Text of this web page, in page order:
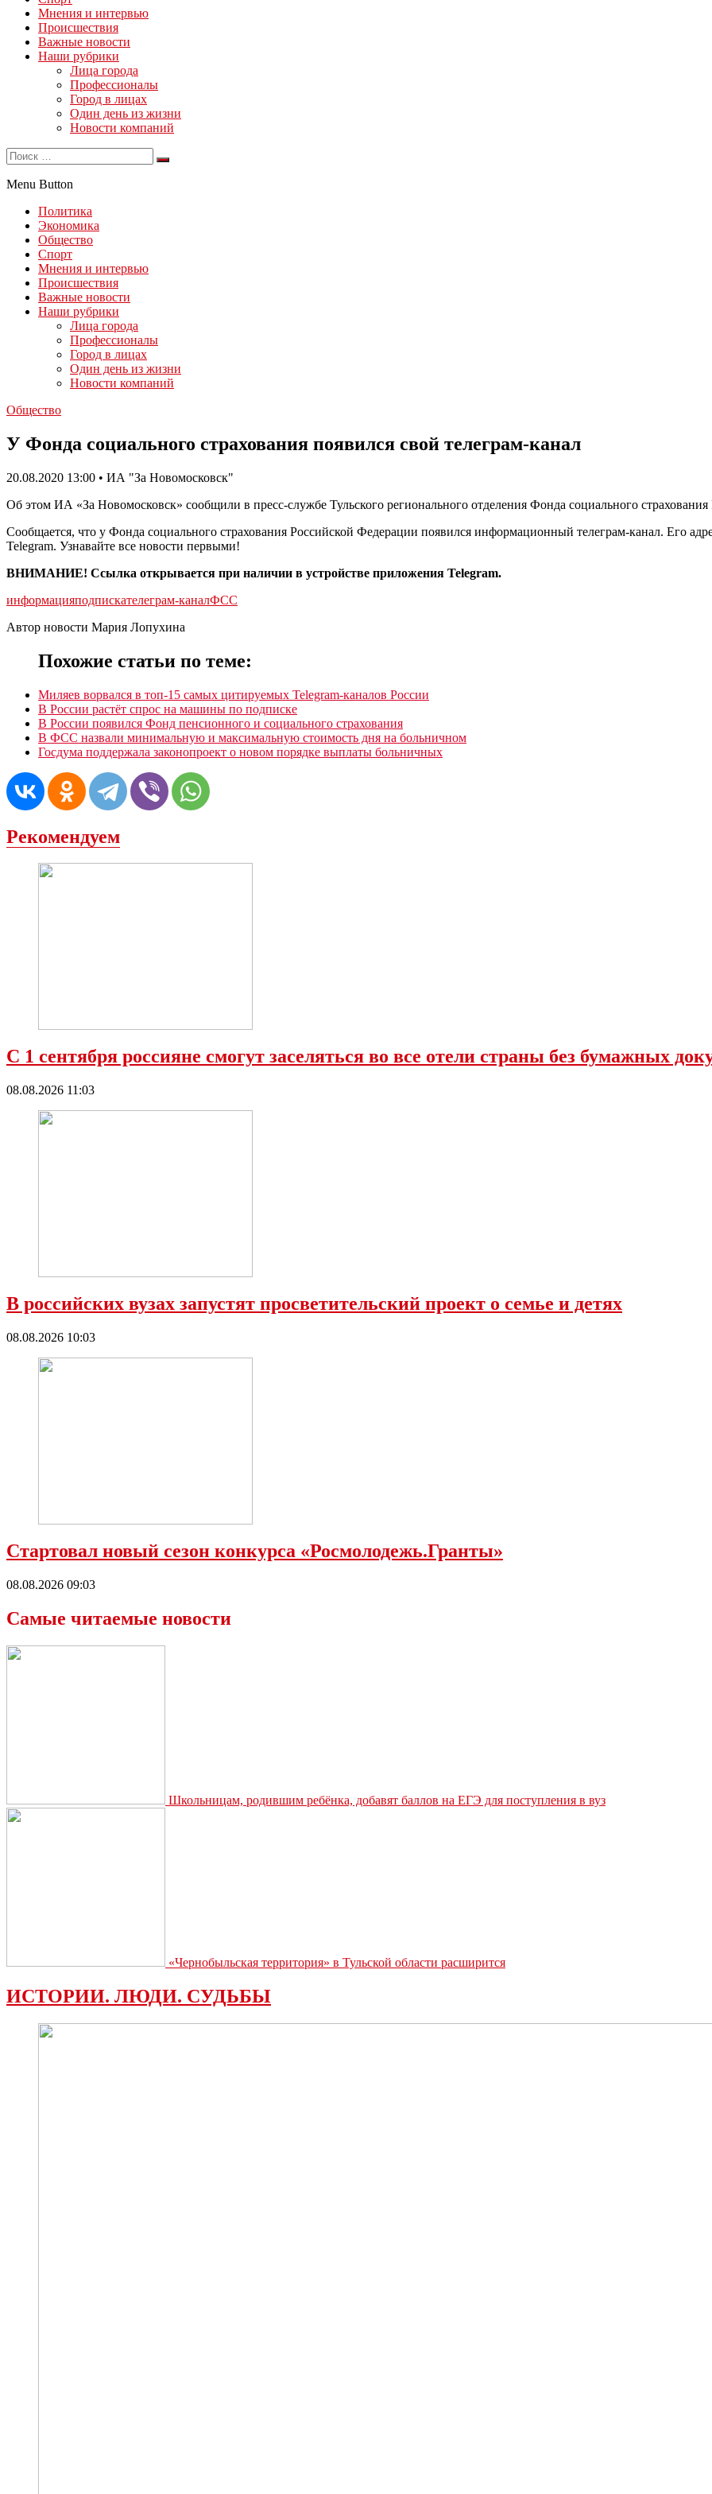
Мнения и интервью
Происшествия
Важные новости
Наши рубрики
Лица города
Профессионалы
Город в лицах
Один день из жизни
Новости компаний
Menu Button
Политика
Экономика
Общество
Спорт
Мнения и интервью
Происшествия
Важные новости
Наши рубрики
Лица города
Профессионалы
Город в лицах
Один день из жизни
Новости компаний
Общество
У Фонда социального страхования появился свой телеграм-канал
20.08.2020 13:00 • ИА "За Новомосковск"
Об этом ИА «За Новомосковск» сообщили в пресс-службе Тульского регионального отделения Фонда социального страхования
Сообщается, что у Фонда социального страхования Российской Федерации появился информационный телеграм-канал. Его
Telegram. Узнавайте все новости первыми!
ВНИМАНИЕ! Ссылка открывается при наличии в устройстве приложения Telegram.
информацияподпискателеграм-каналФСС
Автор новости Мария Лопухина
Похожие статьи по теме:
Миляев ворвался в топ-15 самых цитируемых Telegram-каналов России
В России растёт спрос на машины по подписке
В России появился Фонд пенсионного и социального страхования
В ФСС назвали минимальную и максимальную стоимость дня на больничном
Госдума поддержала законопроект о новом порядке выплаты больничных
Рекомендуем
С 1 сентября россияне смогут заселяться во все отели страны без бумажных
08.08.2026 11:03
В российских вузах запустят просветительский проект о семье и детях
08.08.2026 10:03
Стартовал новый сезон конкурса «Росмолодежь.Гранты»
08.08.2026 09:03
Самые читаемые новости
Школьницам, родившим ребёнка, добавят баллов на ЕГЭ для поступления в вуз
«Чернобыльская территория» в Тульской области расширится
ИСТОРИИ. ЛЮДИ. СУДЬБЫ